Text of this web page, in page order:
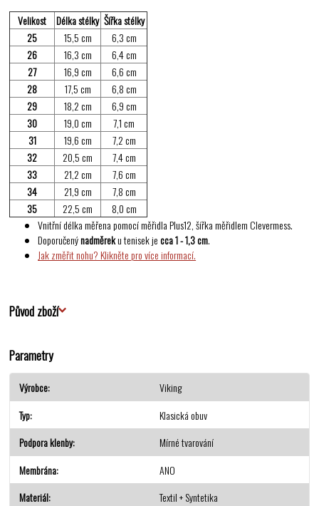
Velikost
Délka stélky Šířka stélky
25
15,5 cm
6,3 cm
26
16,3 cm
6,4 cm
27
16,9 cm
6,6 cm
28
17,5 cm
6,8 cm
29
18,2 cm
6,9 cm
30
19,0 cm
7,1 cm
31
19,6 cm
7,2 cm
32
20,5 cm
7,4 cm
33
21,2 cm
7,6 cm
34
21,9 cm
7,8 cm
35
22,5 cm
8,0 cm
Vnitřní délka měřena pomocí měřidla Plus12, šířka měřidlem Clevermess.
Doporučenýnadměreku tenisek jecca 1 - 1,3 cm.
Jak změřit nohu? Klikněte pro více informací.
Původ zboží
Parametry
Výrobce
Viking
Typ
Klasická obuv
Podpora klenby
Mírné tvarování
Membrána
ANO
Materiál
Textil + Syntetika